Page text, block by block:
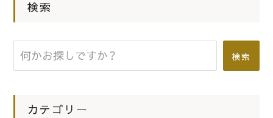
桐箪笥屋の社長ブログ iPhoneはア
ップデートしていくとすごく使いやす
検索
検索
カテゴリー